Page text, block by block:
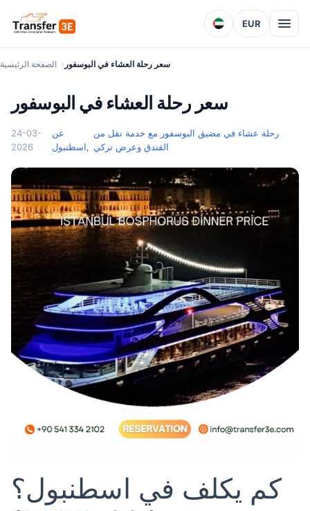
EUR
الصفحة الرئيسية سعر رحلة العشاء في البوسفور
سعر رحلة العشاء في البوسفور
24-03-
2026
عن
اسطنبول,
رحلة عشاء في مضيق البوسفور مع خدمة نقل من
الفندق وعرض تركي
كم يكلف في اسطنبول؟